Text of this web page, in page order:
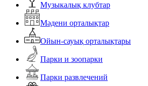
Музыкалық клубтар
Мәдени орталықтар
Ойын-сауық орталықтары
Парки и зоопарки
Парки развлечений